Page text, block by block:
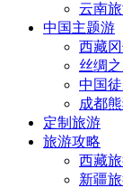
云南
中国主题游
西藏
丝绸
中国
成都
定制旅游
旅游攻略
西藏
新疆